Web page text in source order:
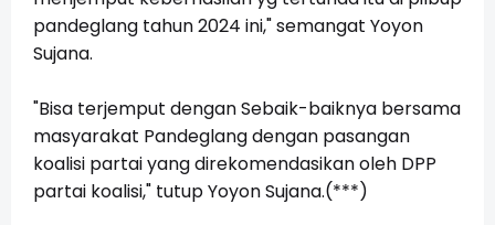
pandeglang tahun 2024 ini," semangat Yoyon
Sujana.
"Bisa terjemput dengan Sebaik-baiknya bersama
masyarakat Pandeglang dengan pasangan
koalisi partai yang direkomendasikan oleh DPP
partai koalisi," tutup Yoyon Sujana.(***)